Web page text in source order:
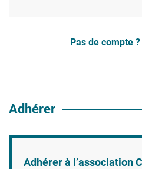
Pas de compte
Adhérer
Adhérer à l’association